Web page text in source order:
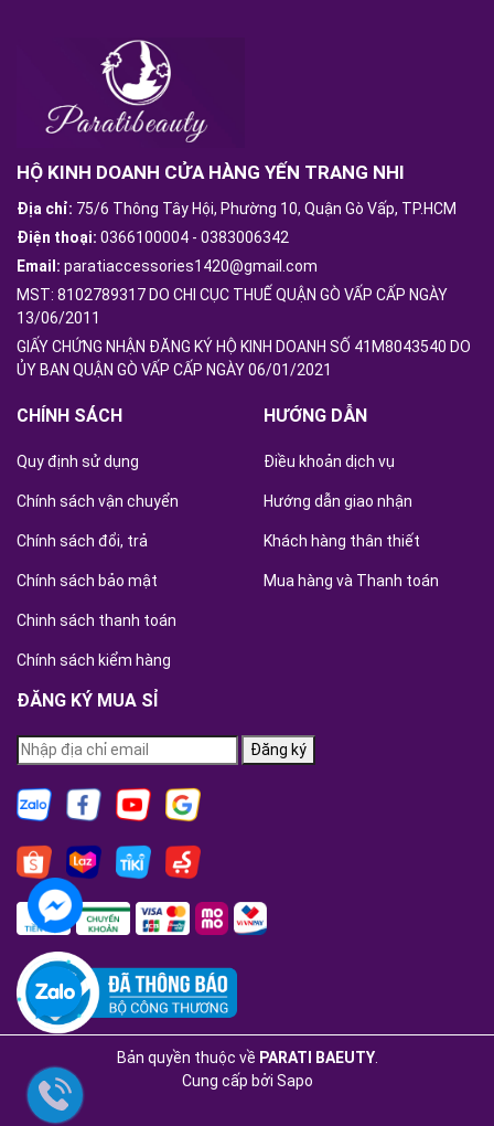
HỘ KINH DOANH CỬA HÀNG YẾN TRANG NHI
Địa chỉ: 75/6 Thông Tây Hội, Phường 10, Quận Gò Vấp, TP.HCM
Điện thoại: 0366100004 - 0383006342
Email: paratiaccessories1420@gmail.com
MST: 8102789317 DO CHI CỤC THUẾ QUẬN GÒ VẤP CẤP NGÀY
13/06/2011
GIẤY CHỨNG NHẬN ĐĂNG KÝ HỘ KINH DOANH SỐ 41M8043540 DO
ỦY BAN QUẬN GÒ VẤP CẤP NGÀY 06/01/2021
CHÍNH SÁCH
Quy định sử dụng
Chính sách vận chuyển
Chính sách đổi, trả
Chính sách bảo mật
Chinh sách thanh toán
Chính sách kiểm hàng
HƯỚNG DẪN
Điều khoản dịch vụ
Hướng dẫn giao nhận
Khách hàng thân thiết
Mua hàng và Thanh toán
ĐĂNG KÝ MUA SỈ
Đăng ký
Bản quyền thuộc về PARATI BAEUTY.
Cung cấp bởi Sapo